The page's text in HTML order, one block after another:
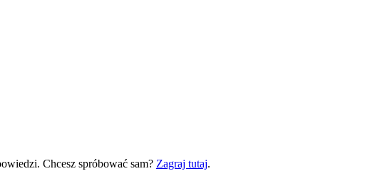
Chcesz spróbować sam? Zagraj tutaj.